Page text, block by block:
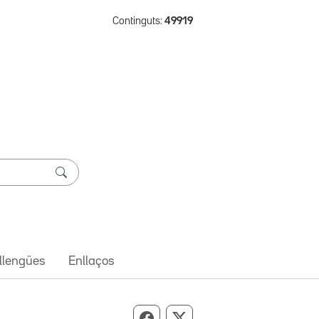
Continguts: 49919
Enllaços